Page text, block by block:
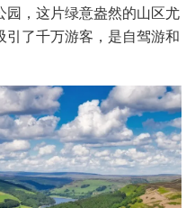
，这片绿意盎然的山区尤
了千万游客，是自驾游和